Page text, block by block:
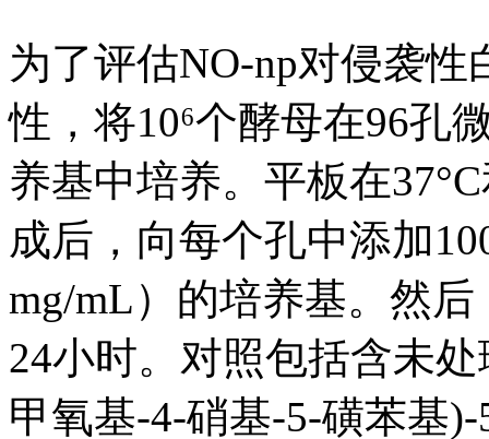
为了评估NO-np对侵袭
性，将10⁶个酵母在96孔
养基中培养。平板在
成后，向每个孔中添加
mg/mL）的培养基。然后
24小时。对照包括含未
甲氧基-4-硝基-5-磺苯基